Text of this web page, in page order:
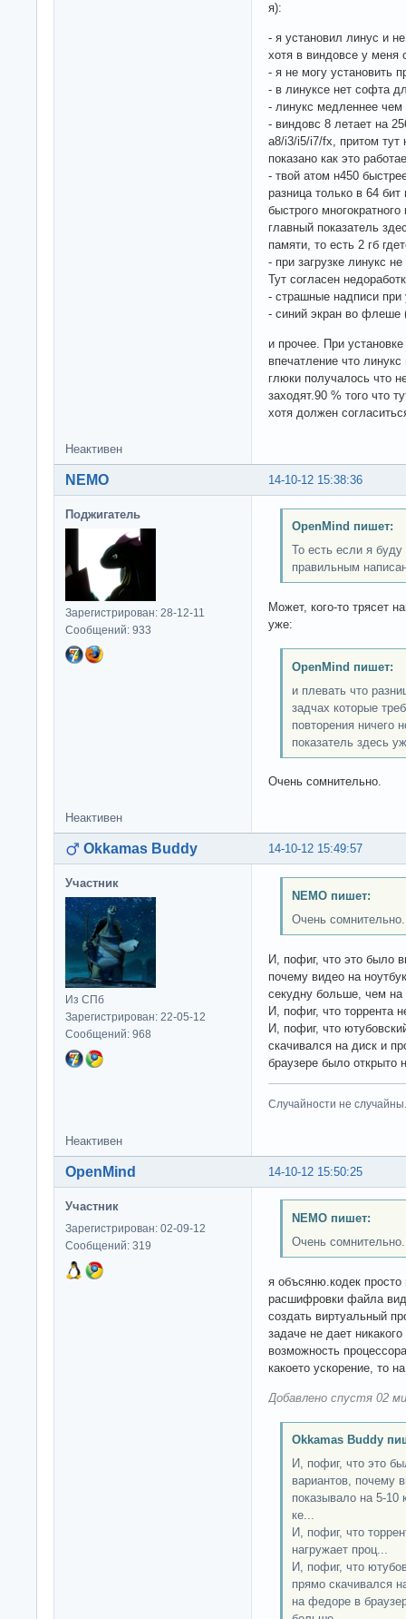
я):
- я установил линус и
хотя в виндовсе у меня
- я не могу установить
- в линуксе нет софта
- линукс медленнее чем
- виндовс 8 летает на
a8/i3/i5/i7/fx, притом
показано как это
- твой атом н450
разница только в 64
быстрого
главный показатель
памяти, то есть 2 гб
- при загрузке линукс
Тут согласен
- страшные надписи при
- синий экран во флеше
и прочее. При
впечатление что
глюки получалось что
заходят.90 % того что
хотя должен
Неактивен
14-10-12 15:38:36
NEMO
Поджигатель
Зарегистрирован: 28-12-11
Сообщений: 933
OpenMind пишет:
То есть если я
правильным
Может, кого-то трясет
уже:
OpenMind пишет:
и плевать что
задчах которые
повторения ничего
показатель здесь
Очень сомнительно.
Неактивен
14-10-12 15:49:57
Okkamas Buddy
Участник
Из СПб
Зарегистрирован: 22-05-12
Сообщений: 968
NEMO пишет:
Очень сомнительно.
И, пофиг, что это было
почему видео на
секудну больше, чем на
И, пофиг, что торрента
И, пофиг, что
скачивался на диск и
браузере было открыто
Случайности не случайны.
Неактивен
14-10-12 15:50:25
OpenMind
Участник
Зарегистрирован: 02-09-12
Сообщений: 319
NEMO пишет:
Очень сомнительно.
я объсяню.кодек
расшифровки файла
создать виртуальный
задаче не дает
возможность
какоето ускорение, то
Добавлено спустя 02
Okkamas Buddy
И, пофиг, что это
вариантов, почему
показывало на 5-10
ке...
И, пофиг, что
нагружает проц...
И, пофиг, что
прямо скачивался
на федоре в